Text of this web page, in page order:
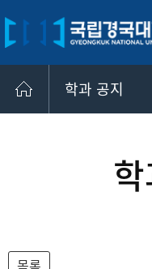
학과 공지